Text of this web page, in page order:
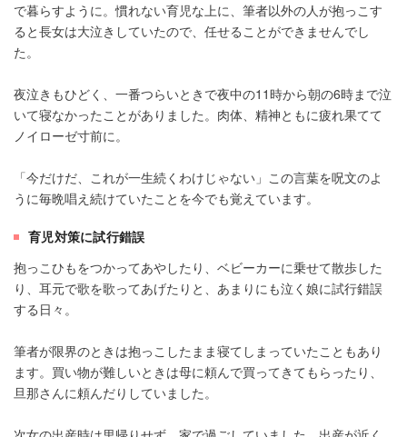
で暮らすように。慣れない育児な上に、筆者以外の人が抱っこす
ると長女は大泣きしていたので、任せることができませんでし
た。
夜泣きもひどく、一番つらいときで夜中の11時から朝の6時まで泣
いて寝なかったことがありました。肉体、精神ともに疲れ果てて
ノイローゼ寸前に。
「今だけだ、これが一生続くわけじゃない」この言葉を呪文のよ
うに毎晩唱え続けていたことを今でも覚えています。
育児対策に試行錯誤
抱っこひもをつかってあやしたり、ベビーカーに乗せて散歩した
り、耳元で歌を歌ってあげたりと、あまりにも泣く娘に試行錯誤
する日々。
筆者が限界のときは抱っこしたまま寝てしまっていたこともあり
ます。買い物が難しいときは母に頼んで買ってきてもらったり、
旦那さんに頼んだりしていました。